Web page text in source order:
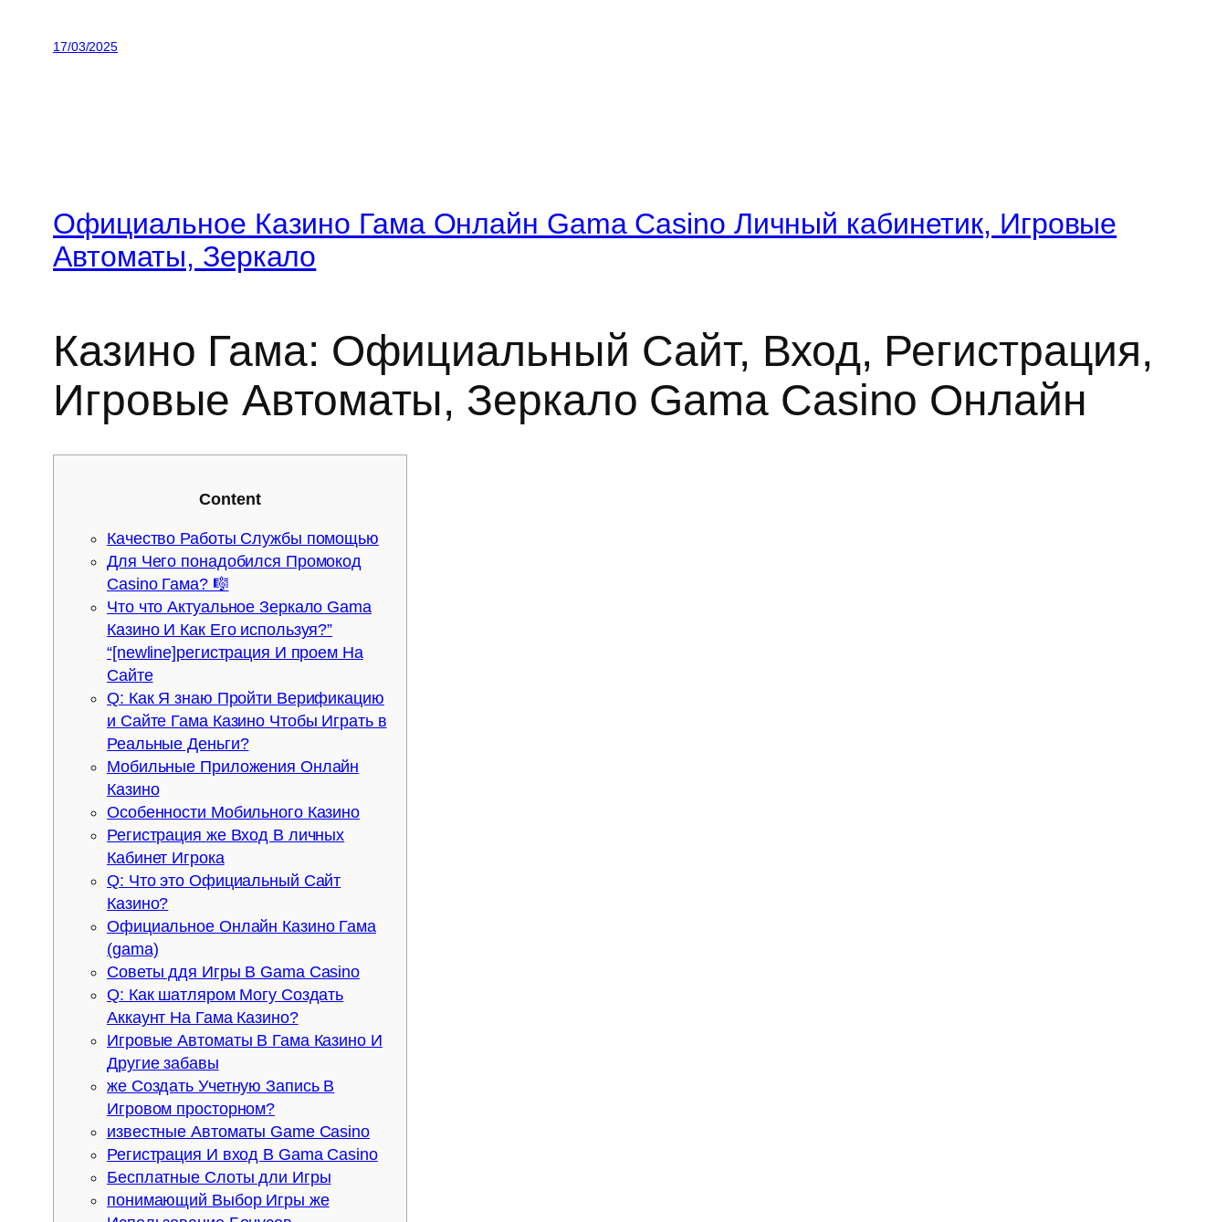
17/03/2025
Официальное Казино Гама Онлайн Gama Casino Личный кабинетик, Игровые
Автоматы, Зеркало
Казино Гама: Официальный Сайт, Вход, Регистрация,
Игровые Автоматы, Зеркало Gama Casino Онлайн
Content
Качество Работы Службы помощью
Для Чего понадобился Промокод
Casino Гама? 🎼
Что что Актуальное Зеркало Gama
Казино И Как Его используя?”
“[newline]регистрация И проем На
Сайте
Q: Как Я знаю Пройти Верификацию
и Сайте Гама Казино Чтобы Играть в
Реальные Деньги?
Мобильные Приложения Онлайн
Казино
Особенности Мобильного Казино
Регистрация же Вход В личных
Кабинет Игрока
Q: Что это Официальный Сайт
Казино?
Официальное Онлайн Казино Гама
(gama)
Советы ддя Игры В Gama Casino
Q: Как шатляром Могу Создать
Аккаунт На Гама Казино?
Игровые Автоматы В Гама Казино И
Другие забавы
же Создать Учетную Запись В
Игровом просторном?
известные Автоматы Game Casino
Регистрация И вход В Gama Casino
Бесплатные Слоты дли Игры
понимающий Выбор Игры же